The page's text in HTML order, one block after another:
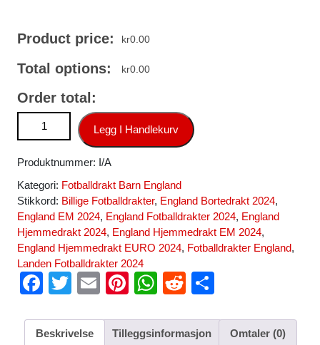
Product price: kr0.00
Total options: kr0.00
Order total:
Fotballdrakt Barn England Hjemmedrakt Autentisk Euro 2024
Legg I Handlekurv
Produktnummer: I/A
Kategori: Fotballdrakt Barn England
Stikkord: Billige Fotballdrakter, England Bortedrakt 2024,
England EM 2024, England Fotballdrakter 2024, England
Hjemmedrakt 2024, England Hjemmedrakt EM 2024,
England Hjemmedrakt EURO 2024, Fotballdrakter England,
Landen Fotballdrakter 2024
F
c
T
tt
E
ail
Pi
er
W
at
R
d
ar
Beskrivelse Tilleggsinformasjon Omtaler (0)